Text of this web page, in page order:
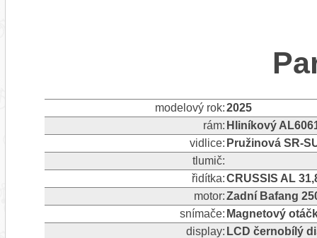
modelový rok:2025
rám: Hliníkový
vidlice: Pružinová SR-
tlumič:
řidítka:CRUSSIS AL
motor:Zadní Bafang
snímače: Magnetový
display: LCD černobílý